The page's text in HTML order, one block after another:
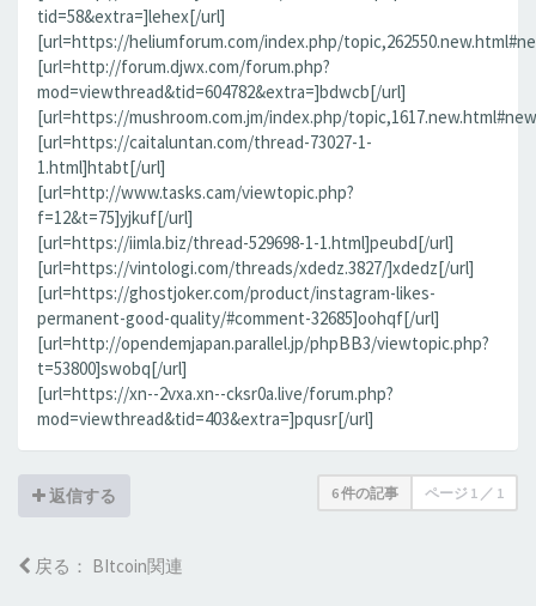
tid=58&extra=]lehex[/url]
[url=https://heliumforum.com/index.php/
[url=http://forum.djwx.com/forum.php?
mod=viewthread&tid=604782&extra=]bdwcb[/url]
[url=https://mushroom.com.jm/index.php/
[url=https://caitaluntan.com/thread-73027-1-
1.html]htabt[/url]
[url=http://www.tasks.cam/viewtopic.php?
f=12&t=75]yjkuf[/url]
[url=https://iimla.biz/thread-529698-1-1.html]peubd[/url]
[url=https://vintologi.com/threads/xdedz.3827/]xdedz[/url]
[url=https://ghostjoker.com/product/instagram-likes-
permanent-good-quality/#comment-32685]oohqf[/url]
[url=http://opendemjapan.parallel.jp/phpBB3/viewtopic.php?
t=53800]swobq[/url]
[url=https://xn--2vxa.xn--cksr0a.live/forum.php?
mod=viewthread&tid=403&extra=]pqusr[/url]
返信する 6 件の記事 ページ 1 ／ 1
戻る： BItcoin関連